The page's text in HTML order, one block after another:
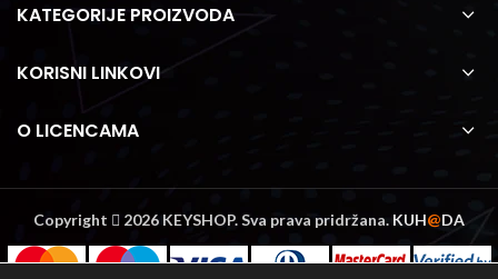
KATEGORIJE PROIZVODA
KORISNI LINKOVI
O LICENCAMA
Copyright 2026 KEYSHOP. Sva prava pridržana. KUH@DA